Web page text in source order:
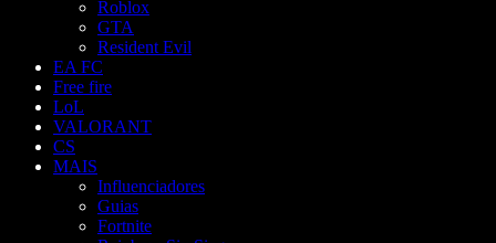
Roblox
GTA
Resident Evil
EA FC
Free fire
LoL
VALORANT
CS
MAIS
Influenciadores
Guias
Fortnite